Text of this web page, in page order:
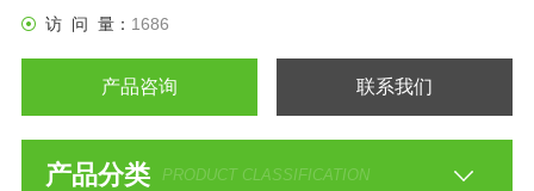
访 问 量： 1686
产品咨询 联系我们
产品分类 PRODUCT CLASSIFICATION